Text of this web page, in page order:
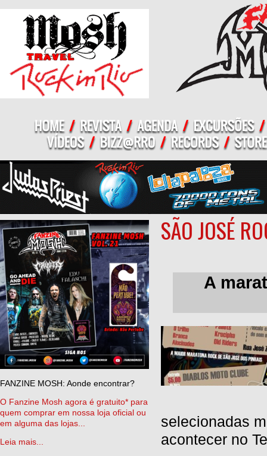
FANZINE MOSH: Aonde encontrar?
O Fanzine Mosh agora é gratuito* para
quem comprar em nossa loja oficial ou
em alguma das lojas...
Leia mais...
SÃO JOSÉ
A
selecionadas
acontecer no